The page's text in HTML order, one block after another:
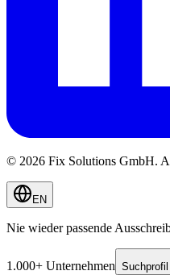
© 2026 Fix Solutions GmbH.
EN
Nie wieder passende
1.000+ Unternehmen